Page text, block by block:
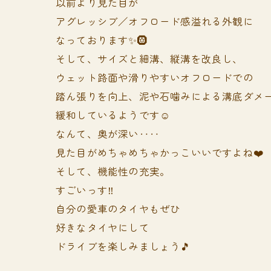
アグレッシブ／オフロード感溢れる外観に
なっております✨🛞
そして、サイズと細溝、縦溝を改良し、
ウェット路面や滑りやすいオフロードでの
踏ん張りを向上、泥や石噛みによる溝底ダメ
緩和しているようです☺️
なんて、奥が深い‥‥
見た目がめちゃめちゃかっこいいですよね❤️
そして、機能性の充実。
すごいっす‼️
自分の愛車のタイヤもぜひ
好きなタイヤにして
ドライブを楽しみましょう🎵